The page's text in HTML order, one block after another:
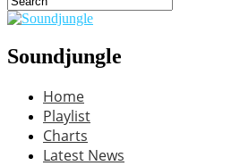
Soundjungle
Home
Playlist
Charts
Latest News